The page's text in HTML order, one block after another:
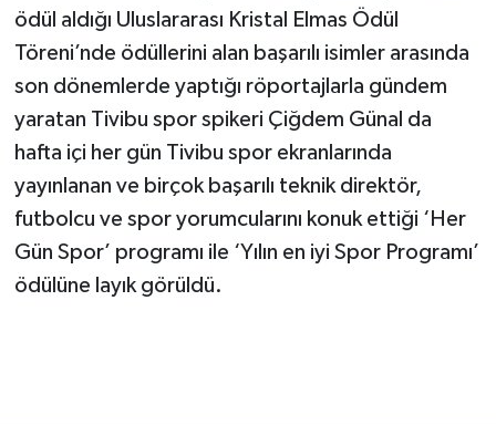
ödül aldığı Uluslararası Kristal Elmas Ödül
Töreni’nde ödüllerini alan başarılı isimler arasında
son dönemlerde yaptığı röportajlarla gündem
yaratan Tivibu spor spikeri Çiğdem Günal da
hafta içi her gün Tivibu spor ekranlarında
yayınlanan ve birçok başarılı teknik direktör,
futbolcu ve spor yorumcularını konuk ettiği ‘Her
Gün Spor’ programı ile ‘Yılın en iyi Spor Programı’
ödülüne layık görüldü.